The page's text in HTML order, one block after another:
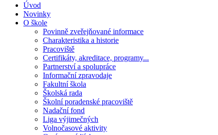
Úvod
Novinky
O škole
Povinně zveřejňované informace
Charakteristika a historie
Pracoviště
Certifikáty, akreditace, programy...
Partnerství a spolupráce
Informační zpravodaje
Fakultní škola
Školská rada
Školní poradenské pracoviště
Nadační fond
Liga výjimečných
Volnočasové aktivity